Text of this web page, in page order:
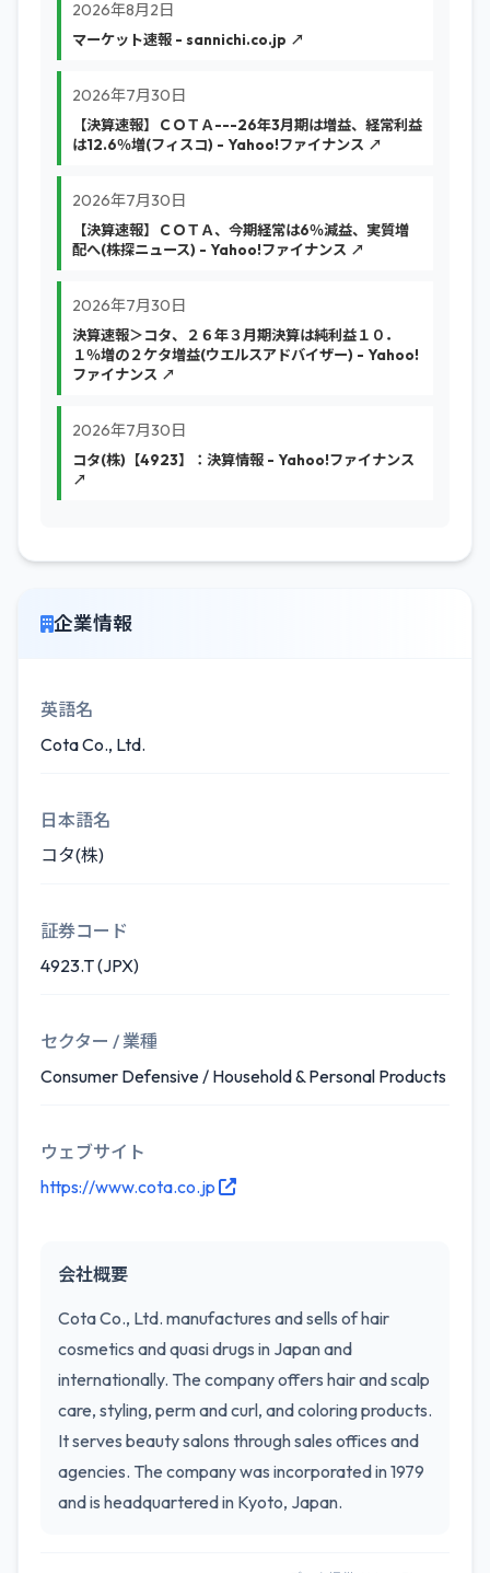
2026年8月2日
マーケット速報 - sannichi.co.jp ↗
2026年7月30日
【決算速報】ＣＯＴＡ---26年3月期は増益、経常利益
は12.6％増(フィスコ) - Yahoo!ファイナンス ↗
2026年7月30日
【決算速報】ＣＯＴＡ、今期経常は6％減益、実質増
配へ(株探ニュース) - Yahoo!ファイナンス ↗
2026年7月30日
決算速報＞コタ、２６年３月期決算は純利益１０．
１％増の２ケタ増益(ウエルスアドバイザー) - Yahoo!
ファイナンス ↗
2026年7月30日
コタ(株)【4923】：決算情報 - Yahoo!ファイナンス
↗
企業情報
英語名
Cota Co., Ltd.
日本語名
コタ(株)
証券コード
4923.T (JPX)
セクター / 業種
Consumer Defensive / Household & Personal Products
ウェブサイト
https://www.cota.co.jp
会社概要
Cota Co., Ltd. manufactures and sells of hair
cosmetics and quasi drugs in Japan and
internationally. The company offers hair and scalp
care, styling, perm and curl, and coloring products.
It serves beauty salons through sales offices and
agencies. The company was incorporated in 1979
and is headquartered in Kyoto, Japan.